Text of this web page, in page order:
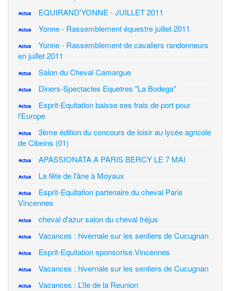
EQUIRAND'YONNE - JUILLET 2011
Yonne - Rassemblement équestre juillet 2011
Yonne - Rassemblement de cavaliers randonneurs
en juillet 2011
Salon du Cheval Camargue
Diners-Spectacles Equetres "La Bodega"
Esprit-Equitation baisse ses frais de port pour
l'Europe
3ème édition du concours de loisir au lycée agricole
de Cibeins (01)
APASSIONATA A PARIS BERCY LE 7 MAI
La fête de l'âne à Moyaux
Esprit-Equitation partenaire du cheval Paris
Vincennes
cheval d'azur salon du cheval fréjus
Vacances : hivernale sur les sentiers de Cucugnan
Esprit-Equitation sponsorise Vincennes
Vacances : hivernale sur les sentiers de Cucugnan
Vacances : L’île de la Reunion